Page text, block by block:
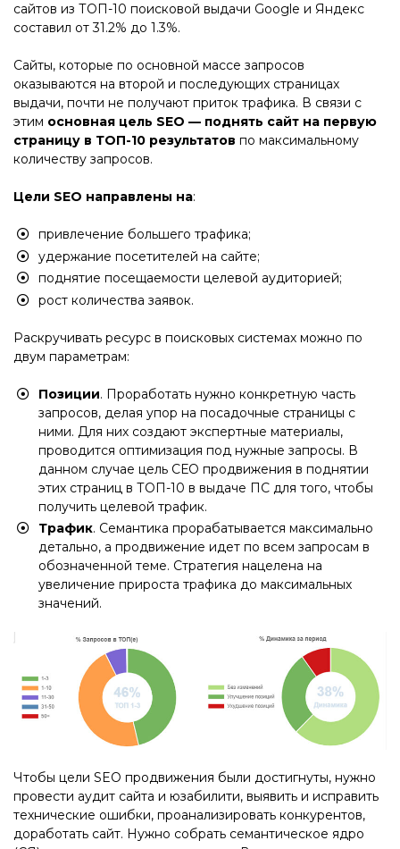
сайтов из ТОП-10 поисковой выдачи Google и Яндекс
составил от 31.2% до 1.3%.
Сайты, которые по основной массе запросов
оказываются на второй и последующих страницах
выдачи, почти не получают приток трафика. В связи с
этим основная цель SEO — поднять сайт на первую
страницу в ТОП-10 результатов по максимальному
количеству запросов.
Цели SEO направлены на:
привлечение большего трафика;
удержание посетителей на сайте;
поднятие посещаемости целевой аудиторией;
рост количества заявок.
Раскручивать ресурс в поисковых системах можно по
двум параметрам:
Позиции. Проработать нужно конкретную часть
запросов, делая упор на посадочные страницы с
ними. Для них создают экспертные материалы,
проводится оптимизация под нужные запросы. В
данном случае цель СЕО продвижения в поднятии
этих страниц в ТОП-10 в выдаче ПС для того, чтобы
получить целевой трафик.
Трафик. Семантика прорабатывается максимально
детально, а продвижение идет по всем запросам в
обозначенной теме. Стратегия нацелена на
увеличение прироста трафика до максимальных
значений.
Чтобы цели SEO продвижения были достигнуты, нужно
провести аудит сайта и юзабилити, выявить и исправить
технические ошибки, проанализировать конкурентов,
доработать сайт. Нужно собрать семантическое ядро